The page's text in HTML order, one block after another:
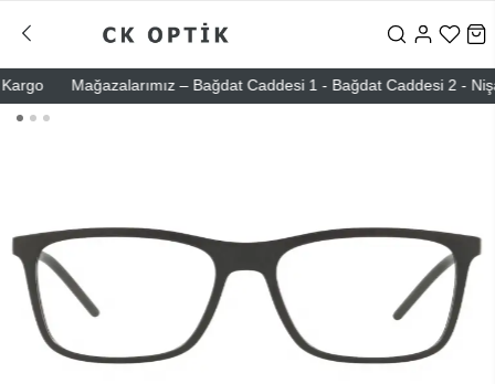
Mağazalarımız – Bağdat Caddesi 1 - Bağdat Caddesi 2 -